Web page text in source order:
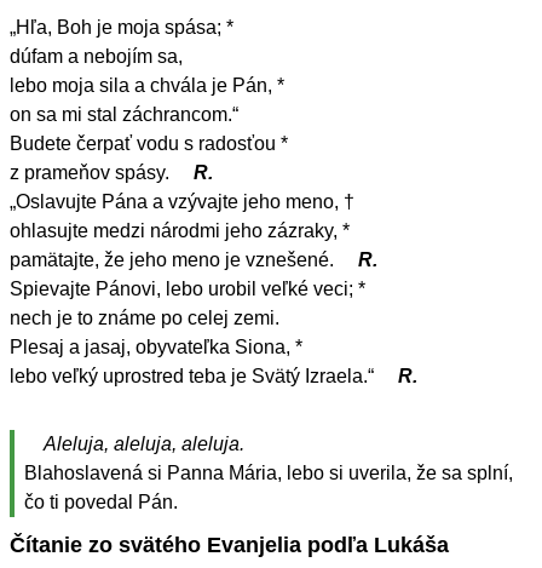
„Hľa, Boh je moja spása; *
dúfam a nebojím sa,
lebo moja sila a chvála je Pán, *
on sa mi stal záchrancom.“
Budete čerpať vodu s radosťou *
z prameňov spásy.
R.
„Oslavujte Pána a vzývajte jeho meno, †
ohlasujte medzi národmi jeho zázraky, *
pamätajte, že jeho meno je vznešené.
R.
Spievajte Pánovi, lebo urobil veľké veci; *
nech je to známe po celej zemi.
Plesaj a jasaj, obyvateľka Siona, *
lebo veľký uprostred teba je Svätý Izraela.“
R.
Aleluja, aleluja, aleluja.
Blahoslavená si Panna Mária, lebo si uverila, že sa splní,
čo ti povedal Pán.
Čítanie zo svätého Evanjelia podľa Lukáša